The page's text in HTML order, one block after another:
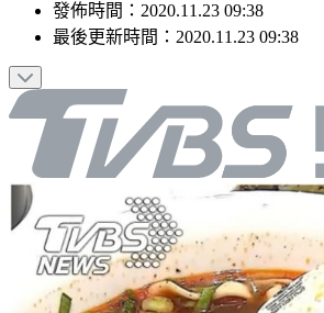
發佈時間： 2020.11.23 09:38
最後更新時間： 2020.11.23 09:38